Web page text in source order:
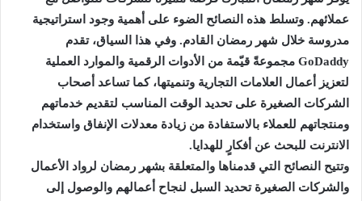
عملائهم. وتسلط هذه النصائح الضوء على أهمية وجود استراتيجية
مدروسة خلال شهر رمضان القادم. وفي هذا السياق، تقدم
GoDaddy مجموعةً قيّمة من الأدوات الرقمية والموارد العملية
لتعزيز أعمال العلامات التجارية وتنميتها، كما تساعد أصحاب
الشركات الصغيرة على تحديد الوقت المناسب لتقديم خدماتهم
ومنتجاتهم للعملاء بالاستفادة من زيادة معدلات الإنفاق واستخدام
الانترنت للبحث عن أفكارٍ للهدايا.
وتتيح النصائح التي قدمناها والمتعلقة بشهر رمضان لرواد الأعمال
والشركات الصغيرة تحديد السبل لنجاح أعمالهم والوصول إلى